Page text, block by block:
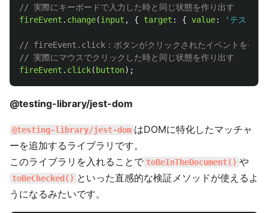
// 実際にキーボードで入力した時と同じ状態を作り出す
fireEvent . change(input , { target : { value: ' テストタ
// fireEvent.click：ボタンがクリックされたイベントを発火
// 実際にマウスでクリックした時と同じ状態を作り出す
fireEvent . click( button);
@testing-library/jest-dom
@testing-library/jest-dom はDOMに特化したマッチャ
ーを追加するライブラリです。
このライブラリを入れることで toBeInTheDocument() や
toBeChecked() といった直感的な検証メソッドが使えるよ
うになるみたいです。